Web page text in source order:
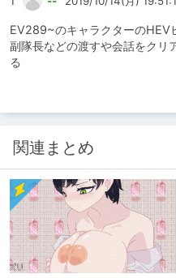
EV289~のキャラクターのHEV
副隊長などの渡すや会話をクリ
る
関連まとめ